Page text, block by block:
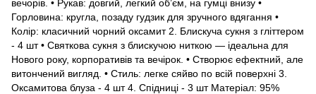
вечорів. • Рукав: довгий, легкий об’єм, на гумці внизу •
Горловина: кругла, позаду гудзик для зручного вдягання •
Колір: класичний чорний оксамит 2. Блискуча сукня з гліттером
- 4 шт • Святкова сукня з блискучою ниткою — ідеальна для
Нового року, корпоративів та вечірок. • Створює ефектний, але
витончений вигляд. • Стиль: легке сяйво по всій поверхні 3.
Оксамитова блуза - 4 шт 4. Спідниці - 3 шт Матеріал: 95%